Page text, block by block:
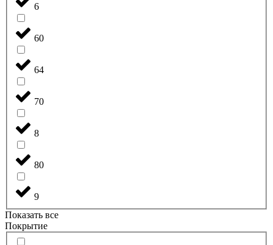
6
60
64
70
8
80
9
Показать все
Покрытие